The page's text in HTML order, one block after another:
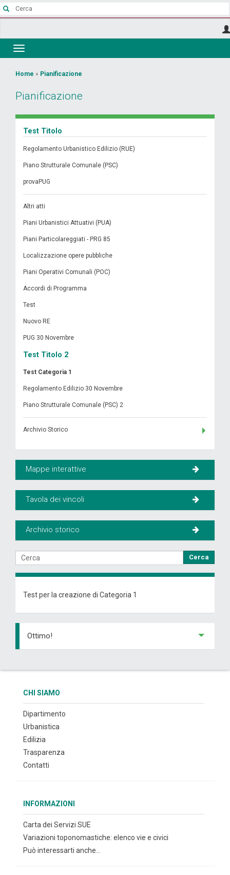
Salta
Toggle
navigation
Tu
sei
Home » Pianificazione
Pianificazione
Test Titolo
Regolamento Urbanistico Edilizio (RUE)
Piano Strutturale Comunale (PSC)
provaPUG
Altri atti
Piani Urbanistici Attuativi (PUA)
Piani Particolareggiati - PRG 85
Localizzazione opere pubbliche
Piani Operativi Comunali (POC)
Accordi di Programma
Test
Nuovo RE
PUG 30 Novembre
Test Titolo 2
Test Categoria 1
Regolamento Edilizio 30 Novembre
Piano Strutturale Comunale (PSC) 2
Archivio Storico
Mappe interattive
Tavola dei vincoli
Archivio storico
Cerca
Test per la creazione di Categoria 1
Ottimo!
CHI SIAMO
Dipartimento
Urbanistica
Edilizia
Trasparenza
Contatti
INFORMAZIONI
Carta dei Servizi SUE
Variazioni toponomastiche: elenco vie e civici
Può interessarti anche...